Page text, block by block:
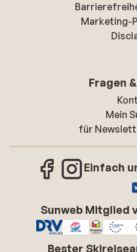
Marketing-
Fragen
Mein
für
Einfach
Sunweb Mitglied
Bester